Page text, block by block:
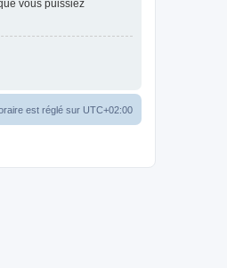
vous puissiez
est réglé sur UTC+02:00